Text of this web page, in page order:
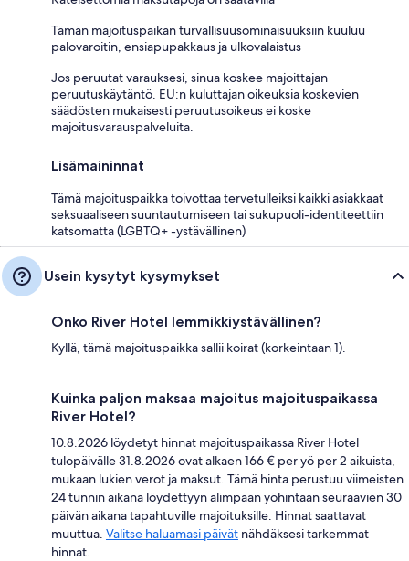
Tämän majoituspaikan turvallisuusominaisuuksiin kuuluu
palovaroitin, ensiapupakkaus ja ulkovalaistus
Jos peruutat varauksesi, sinua koskee majoittajan
peruutuskäytäntö. EU:n kuluttajan oikeuksia koskevien
säädösten mukaisesti peruutusoikeus ei koske
majoitusvarauspalveluita.
Lisämaininnat
Tämä majoituspaikka toivottaa tervetulleiksi kaikki asiakkaat
seksuaaliseen suuntautumiseen tai sukupuoli-identiteettiin
katsomatta (LGBTQ+ -ystävällinen)
Usein kysytyt kysymykset
Onko River Hotel lemmikkiystävällinen?
Kyllä, tämä majoituspaikka sallii koirat (korkeintaan 1).
Kuinka paljon maksaa majoitus majoituspaikassa
River Hotel?
10.8.2026 löydetyt hinnat majoituspaikassa River Hotel
tulopäivälle 31.8.2026 ovat alkaen 166 € per yö per 2 aikuista,
mukaan lukien verot ja maksut. Tämä hinta perustuu viimeisten
24 tunnin aikana löydettyyn alimpaan yöhintaan seuraavien 30
päivän aikana tapahtuville majoituksille. Hinnat saattavat
muuttua. Valitse haluamasi päivät nähdäksesi tarkemmat
hinnat.